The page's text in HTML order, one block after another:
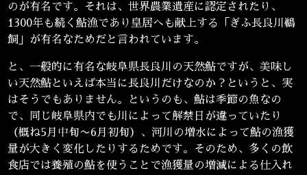
のが有名です。それは、世界農業遺産に認定されたり、
1300年も続く鮎漁であり皇居へも献上する「ぎふ長良川鵜
飼」が有名なためだと言われています。
と、一般的に有名な岐阜県長良川の天然鮎ですが、美味し
い天然鮎といえば本当に長良川だけなのか？というと、実
はそうでもありません。というのも、鮎は季節の魚なの
で、同じ岐阜県内でも川によって解禁日が違っていたり
（概ね5月中旬〜6月初旬）、河川の増水によって鮎の漁獲
量が大きく変化したりするためです。そのため、多くの飲
食店では養殖の鮎を使うことで漁獲量の増減による仕入れ